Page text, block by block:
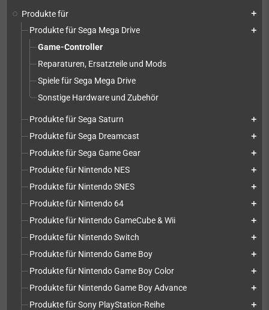
Produkte für add
Produkte für Sega Mega Drive add
Game-Controller
Reparaturen, Ersatzteile und Mods
Spiele für Sega Mega Drive
Sonstige Hardware und Zubehör
Produkte für Sega Saturn add
Produkte für Sega Dreamcast add
Produkte für Sega Game Gear add
Produkte für Nintendo NES add
Produkte für Nintendo SNES add
Produkte für Nintendo 64 add
Produkte für Nintendo GameCube & Wii add
Produkte für Nintendo Switch add
Produkte für Nintendo Game Boy add
Produkte für Nintendo Game Boy Color add
Produkte für Nintendo Game Boy Advance add
Produkte für Sony PlayStation-Reihe add